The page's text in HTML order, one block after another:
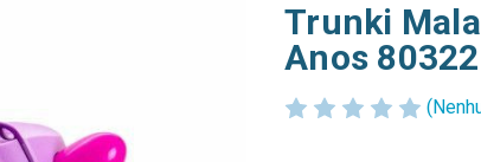
Trunki
Anos 80322